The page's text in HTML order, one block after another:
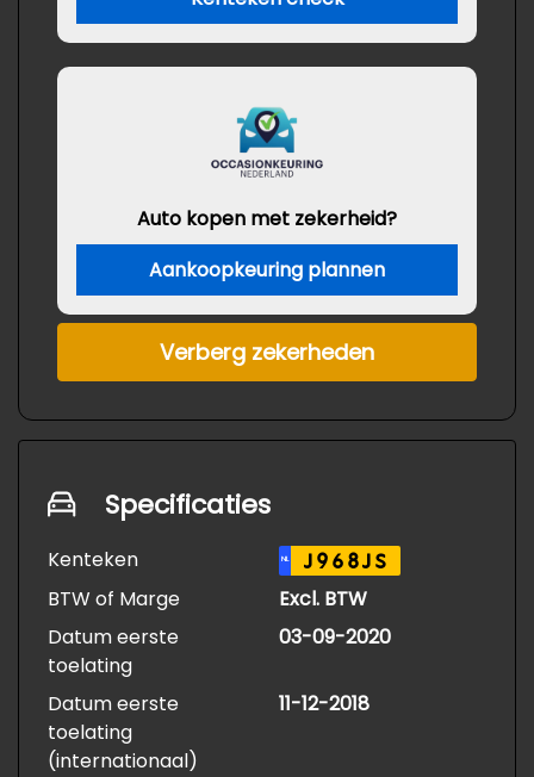
Auto kopen met zekerheid?
Aankoopkeuring plannen
Verberg zekerheden
Specificaties
Kenteken NL J968JS
BTW of Marge
Excl. BTW
Datum eerste
toelating
03-09-2020
Datum eerste
toelating
(internationaal)
11-12-2018